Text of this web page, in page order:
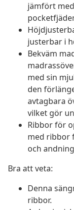
jämfört
justerbar i
Bekväm
med sin
den
avtagbara
vilket gör
Ribbor för
med ribbor
och
Bra att veta:
Denna
ribbor.